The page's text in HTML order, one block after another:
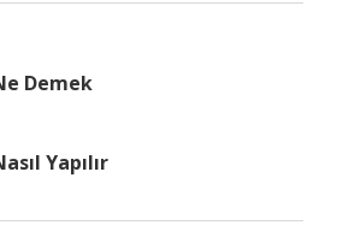
Demek
Yapılır